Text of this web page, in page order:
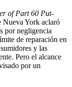
of Part 60 Put-
Nueva York aclaró
por negligencia
de reparación en
y las
Pero el alcance
por un